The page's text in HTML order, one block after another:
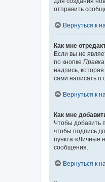
отправить
Вернуться к
Как мне
Если вы не
по кнопке Правка
надпись,
сами написать о
Вернуться к
Как мне
Чтобы добавить
чтобы подпись
пункта «Личные
сообщения.
Вернуться к